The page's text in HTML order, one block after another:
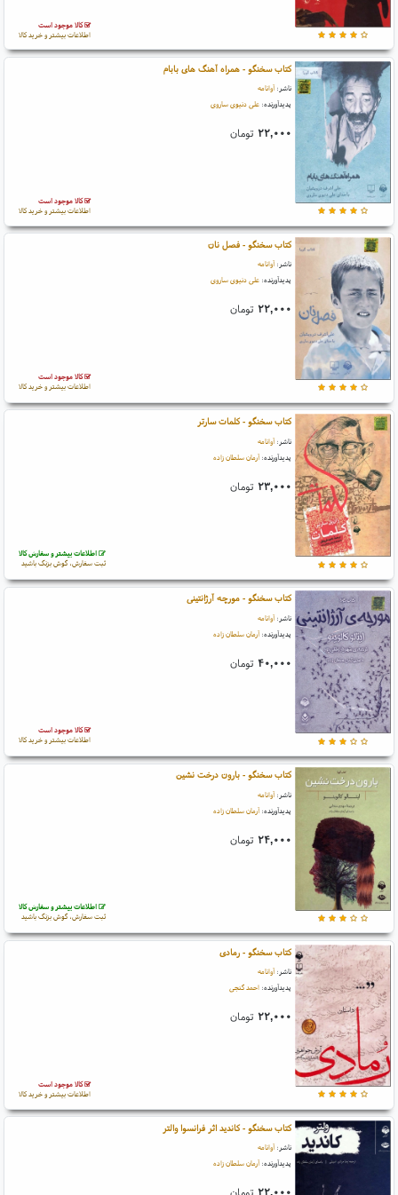
کالا موجود است
اطلاعات بیشتر و خرید کالا
کتاب سخنگو - همراه آهنگ های بابام
ناشر: آوانامه
پدیدآورنده: علی دنیوی ساروی
۲۲,۰۰۰ تومان
کالا موجود است
اطلاعات بیشتر و خرید کالا
کتاب سخنگو - فصل نان
ناشر: آوانامه
پدیدآورنده: علی دنیوی ساروی
۲۲,۰۰۰ تومان
کالا موجود است
اطلاعات بیشتر و خرید کالا
کتاب سخنگو - کلمات سارتر
ناشر: آوانامه
پدیدآورنده: آرمان سلطان زاده
۲۳,۰۰۰ تومان
اطلاعات بیشتر و سفارش کالا
ثبت سفارش، گوش بزنگ باشید
کتاب سخنگو - مورچه آرژانتینی
ناشر: آوانامه
پدیدآورنده: آرمان سلطان زاده
۴۰,۰۰۰ تومان
کالا موجود است
اطلاعات بیشتر و خرید کالا
کتاب سخنگو - بارون درخت نشین
ناشر: آوانامه
پدیدآورنده: آرمان سلطان زاده
۲۴,۰۰۰ تومان
اطلاعات بیشتر و سفارش کالا
ثبت سفارش، گوش بزنگ باشید
کتاب سخنگو - رمادی
ناشر: آوانامه
پدیدآورنده: احمد گنجی
۲۲,۰۰۰ تومان
کالا موجود است
اطلاعات بیشتر و خرید کالا
کتاب سخنگو - کاندید اثر فرانسوا والتر
ناشر: آوانامه
پدیدآورنده: آرمان سلطان زاده